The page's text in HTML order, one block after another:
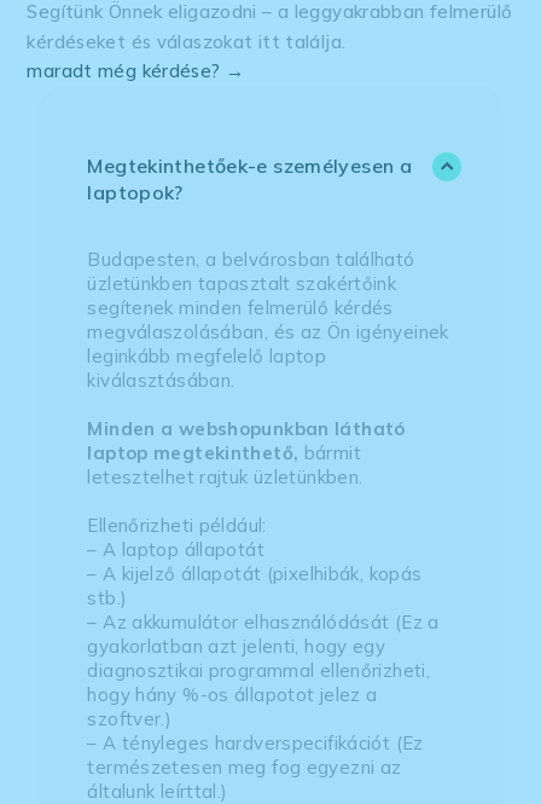
Segítünk Önnek eligazodni – a leggyakrabban felmerülő
kérdéseket és válaszokat itt találja.
maradt még kérdése? →
Megtekinthetőek-e személyesen a
laptopok?
Budapesten, a belvárosban található
üzletünkben tapasztalt szakértőink
segítenek minden felmerülő kérdés
megválaszolásában, és az Ön igényeinek
leginkább megfelelő laptop
kiválasztásában.
Minden a webshopunkban látható
laptop megtekinthető, bármit
letesztelhet rajtuk üzletünkben.
Ellenőrizheti például:
– A laptop állapotát
– A kijelző állapotát (pixelhibák, kopás
stb.)
– Az akkumulátor elhasználódását (Ez a
gyakorlatban azt jelenti, hogy egy
diagnosztikai programmal ellenőrizheti,
hogy hány %-os állapotot jelez a
szoftver.)
– A tényleges hardverspecifikációt (Ez
természetesen meg fog egyezni az
általunk leírttal.)